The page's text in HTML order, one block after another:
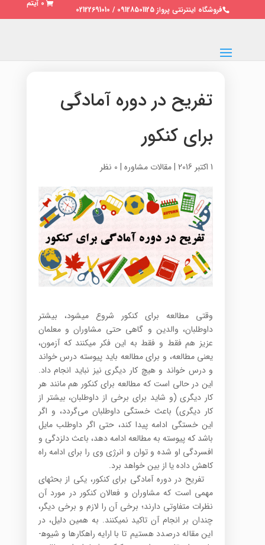
فروشگاه اینترنتی پرواز 09128501125 / 02122691010
0 آیتم
تفریح در دوره آمادگی
برای کنکور
1 اکتبر 2016 |مقالات مشاوره| 0 نظر
وقتی مطالعه برای کنکور شروع می­شود، بیشتر
داوطلبان، والدین و گاهی حتی مشاوران و معلمان
عزیز هم فقط و فقط به این فکر می­کنند که آزمون،
یعنی مطالعه، و برای مطالعه باید پیوسته درس خواند
و درس خواند و هیچ کار دیگری نیز نباید انجام داد.
این در حالی است که مطالعه برای کنکور هم مانند هر
کار دیگری (و شاید برای برخی از داوطلبان، بیشتر از
کار دیگری) باعث خستگی داوطلبان می‌گردد، و اگر
این خستگی ادامه پیدا کند، حتی اگر داوطلب مایل
باشد که پیوسته به مطالعه ادامه دهد، باعث دلزدگی و
افسردگی او شده و توان و انرژی وی را برای ادامه راه
کاهش داده یا از بین خواهد برد.
تفریح در دوره آمادگی برای کنکور، یکی از بحث­های
مهمی است که مشاوران و فعالان کنکور در مورد آن
نظرات متفاوتی دارند؛ برخی آن را لازم و برخی دیگر،
چندان بر انجام آن تاکید نمی­کنند. به همین دلیل، در
این مقاله درصدد هستیم تا با ارایه راهکارها و شیوه­